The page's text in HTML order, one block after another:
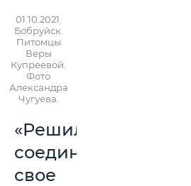
01.10.2021.
Бобруйск.
Питомцы
Веры
Купреевой.
Фото
Александра
Чугуева.
«Решила
соединить
свое